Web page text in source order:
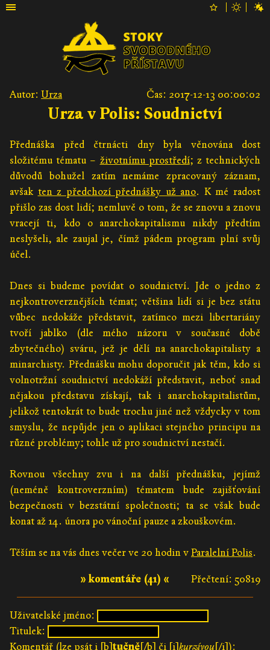
Autor: Urza Čas: 2017-12-13 00:00:02
Urza v Polis: Soudnictví
Přednáška před čtrnácti dny byla věnována dost
složitému tématu – životnímu prostředí; z technických
důvodů bohužel zatím nemáme zpracovaný záznam,
avšak ten z předchozí přednášky už ano. K mé radost
přišlo zas dost lidí; nemluvě o tom, že se znovu a znovu
vracejí ti, kdo o anarchokapitalismu nikdy předtím
neslyšeli, ale zaujal je, čímž pádem program plní svůj
účel.
Dnes si budeme povídat o soudnictví. Jde o jedno z
nejkontroverznějších témat; většina lidí si je bez státu
vůbec nedokáže představit, zatímco mezi libertariány
tvoří jablko (dle mého názoru v současné době
zbytečného) sváru, jež je dělí na anarchokapitalisty a
minarchisty. Přednášku mohu doporučit jak těm, kdo si
volnotržní soudnictví nedokáží představit, neboť snad
nějakou představu získají, tak i anarchokapitalistům,
jelikož tentokrát to bude trochu jiné než vždycky v tom
smyslu, že nepůjde jen o aplikaci stejného principu na
různé problémy; tohle už pro soudnictví nestačí.
Rovnou všechny zvu i na další přednášku, jejímž
(neméně kontroverzním) tématem bude zajišťování
bezpečnosti v bezstátní společnosti; ta se však bude
konat až 14. února po vánoční pauze a zkouškovém.
Těším se na vás dnes večer ve 20 hodin vParalelní Polis.
Přečtení: 50819
» komentáře (41) «
Uživatelské jméno:
Titulek:
Komentář (lze psát i [b]tučně[/b] či [i]kurzívou[/i]):